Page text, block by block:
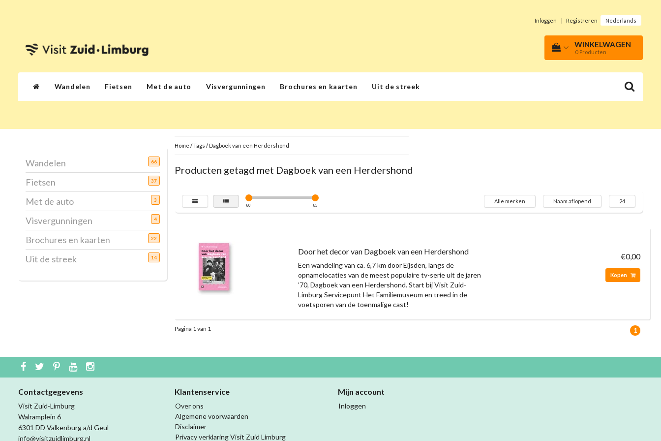
Inloggen | Registreren Nederlands
WINKELWAGEN
0 Producten
Wandelen Fietsen Met de auto Visvergunningen Brochures en kaarten Uit de streek
Wandelen 66
Fietsen 37
Met de auto 3
Visvergunningen 4
Brochures en kaarten 22
Uit de streek 14
Home /Tags / Dagboek van een Herdershond
Producten getagd met Dagboek van een Herdershond
€0 €5
Alle merken Naam aflopend 24
Door het decor van Dagboek van een Herdershond
Een wandeling van ca. 6,7 km door Eijsden, langs de
opnamelocaties van de meest populaire tv-serie uit de jaren
’70, Dagboek van een Herdershond. Start bij Visit Zuid-
Limburg Servicepunt Het Familiemuseum en treed in de
voetsporen van de toenmalige cast!
€0,00
Kopen
Pagina 1 van 1 1
Contactgegevens
Visit Zuid-Limburg
Walramplein 6
6301 DD Valkenburg a/d Geul
info@visitzuidlimburg.nl
Klantenservice
Over ons
Algemene voorwaarden
Disclaimer
Privacy verklaring Visit Zuid Limburg
Mijn account
Inloggen